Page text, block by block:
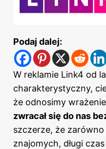
Podaj dalej:
W reklamie Link4 od
charakterystyczny,
że odnosimy
zwracał się do nas
szczerze, że
znajomych, długi